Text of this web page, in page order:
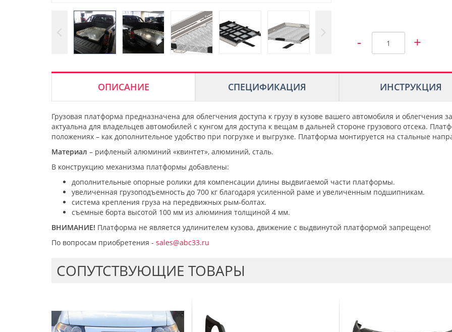
- +
ОПИСАНИЕ СПЕЦИФИКАЦИЯ ИНСТРУКЦИЯ
Грузовая платформа предназначена для облегчения доступа к грузу в кузове вашего автомобиля и облегчения
актуальна для владельцев автомобилей с кунгом для доступа к вещам в дальней стороне грузового отсека.
положениях – как дополнительное удобство при погрузке и выгрузке. Платформа монтируется на стальные
Материал – рифленый алюминий «квинтет», алюминий, сталь.
В конструкцию механизма платформы добавлены:
дополнительные опорные ролики для компенсации длины выдвигаемой части платформы.
увеличенная грузоподъемность до 700 кг благодаря усиленной раме и увеличенным подшипникам.
система крепления груза на передвижных рым-болтах.
съемные борта высотой 100 мм из алюминия толщиной 4 мм.
ВНИМАНИЕ! Платформа не является удлинителем кузова, движение с выдвинутой платформой запрещено!
По вопросам приобретения - sales@abc33.ru
CОПУТСТВУЮЩИЕ ТОВАРЫ